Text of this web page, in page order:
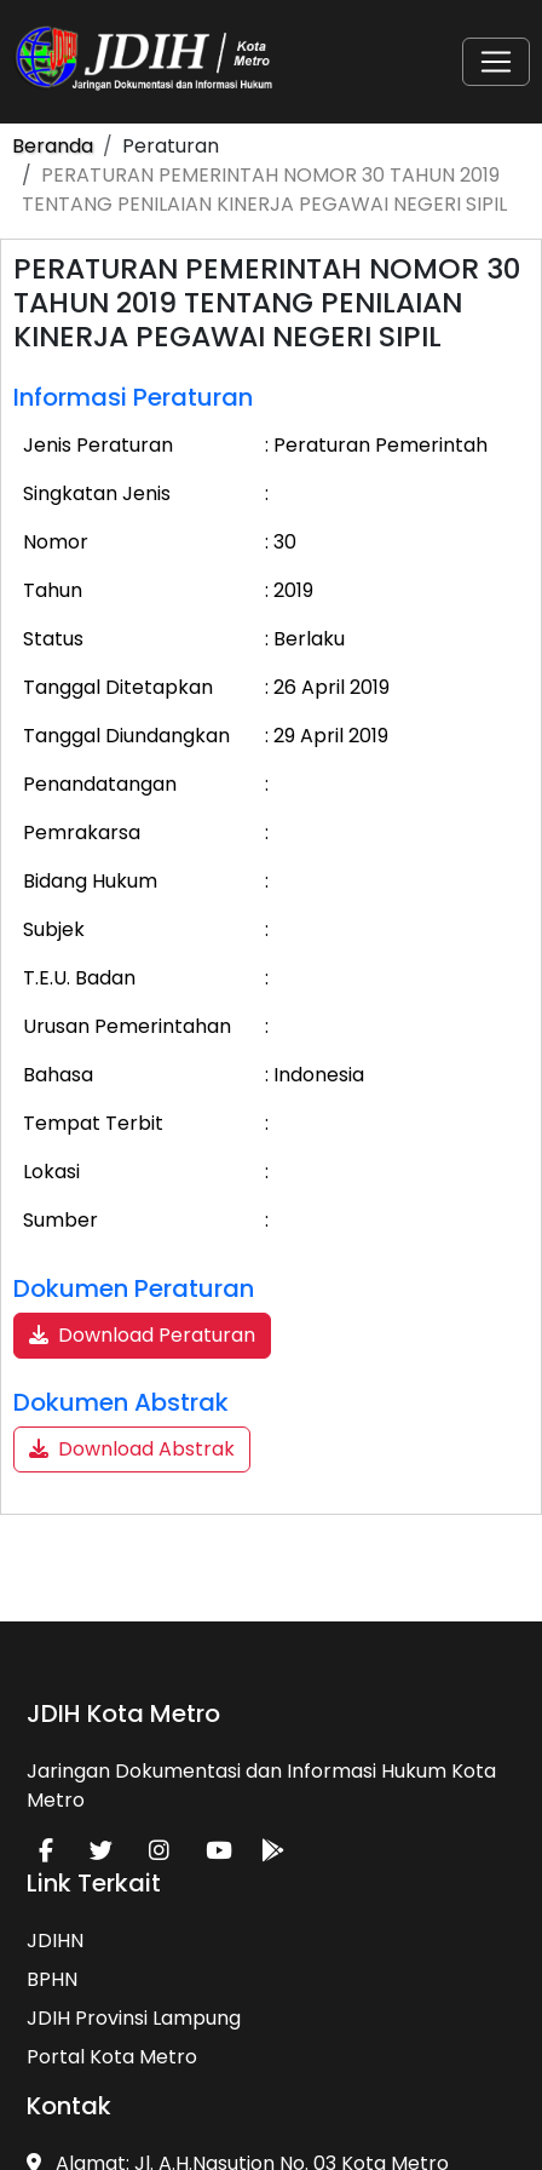
Beranda
Peraturan
PERATURAN PEMERINTAH NOMOR 30 TAHUN 2019
TENTANG PENILAIAN KINERJA PEGAWAI NEGERI SIPIL
PERATURAN PEMERINTAH NOMOR 30
TAHUN 2019 TENTANG PENILAIAN
KINERJA PEGAWAI NEGERI SIPIL
Informasi Peraturan
Jenis Peraturan
: Peraturan Pemerintah
Singkatan Jenis
:
Nomor
: 30
Tahun
: 2019
Status
: Berlaku
Tanggal Ditetapkan
: 26 April 2019
Tanggal Diundangkan
: 29 April 2019
Penandatangan
:
Pemrakarsa
:
Bidang Hukum
:
Subjek
:
T.E.U. Badan
:
Urusan Pemerintahan
:
Bahasa
: Indonesia
Tempat Terbit
:
Lokasi
:
Sumber
:
Dokumen Peraturan
Download Peraturan
Dokumen Abstrak
Download Abstrak
JDIH Kota Metro
Jaringan Dokumentasi dan Informasi Hukum Kota
Metro
Link Terkait
JDIHN
BPHN
JDIH Provinsi Lampung
Portal Kota Metro
Kontak
Alamat: Jl. A.H.Nasution No. 03 Kota Metro